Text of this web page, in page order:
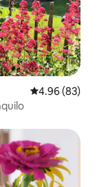
Calificación
4.96 (83)